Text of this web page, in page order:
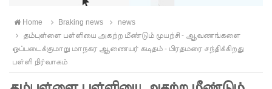
!
யாழ்.சிறை
Home Braking news
news
தம்புள்ளை பள்ளியை அகற்ற மீண்டும் முயற்சி - ஆவணங்களை
ஒப்படைக்குமாறு மாநகர ஆணையர் கடிதம் - பிரதமரை சந்திக்கிறது
பள்ளி நிர்வாகம்